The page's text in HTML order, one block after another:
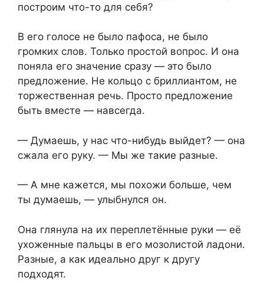
построим что-то для себя?
В его голосе не было пафоса, не было
громких слов. Только простой вопрос. И она
поняла его значение сразу — это было
предложение. Не кольцо с бриллиантом, не
торжественная речь. Просто предложение
быть вместе — навсегда.
— Думаешь, у нас что-нибудь выйдет? — она
сжала его руку. — Мы же такие разные.
— А мне кажется, мы похожи больше, чем
ты думаешь, — улыбнулся он.
Она глянула на их переплетённые руки — её
ухоженные пальцы в его мозолистой ладони.
Разные, а как идеально друг к другу
подходят.